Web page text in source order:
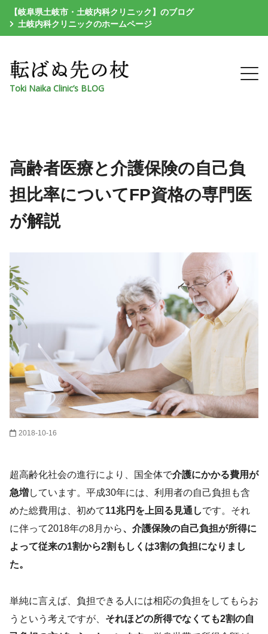
【岐阜県土岐市・土岐内科クリニック】のブログ
土岐内科クリニックのホームページ
Toki Naika Clinic’s BLOG
高齢者医療と介護保険の自己負
担比率についてFP資格の専門医
が解説
2018-10-16
超高齢化社会の進行により、国全体で介護にかかる費用が
急増しています。平成30年には、利用者の自己負担も含
めた総費用は、初めて11兆円を上回る見通しです。それ
に伴って2018年の8月から、介護保険の自己負担が所得に
よって従来の1割から2割もしくは3割の負担になりまし
た。
単純に言えば、負担できる人には相応の負担をしてもらお
うという考えですが、 それほどの所得でなくても2割の自